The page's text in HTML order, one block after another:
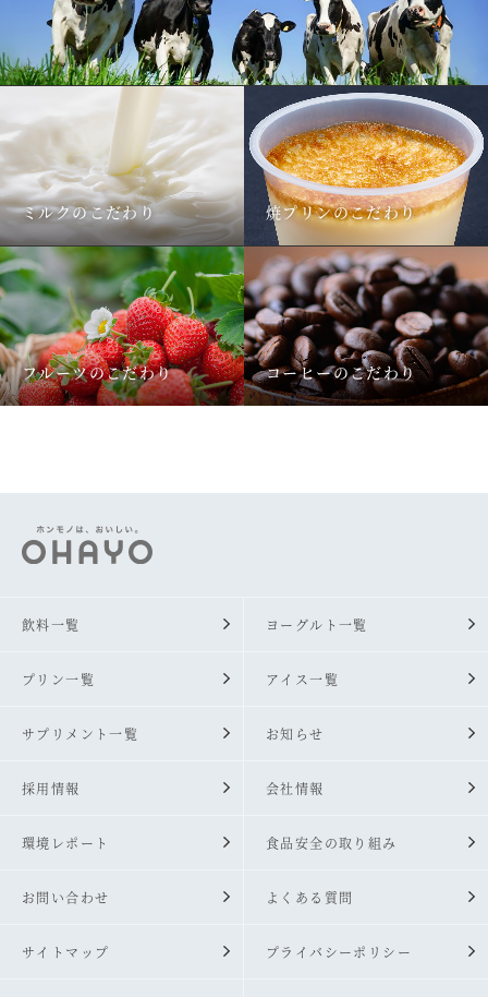
ミルクのこだわり 焼プリンのこだわり
フルーツのこだわり コーヒーのこだわり
飲料一覧 ヨーグルト一覧
プリン一覧 アイス一覧
サプリメント一覧 お知らせ
採用情報 会社情報
環境レポート 食品安全の取り組み
お問い合わせ よくある質問
サイトマップ プライバシーポリシー